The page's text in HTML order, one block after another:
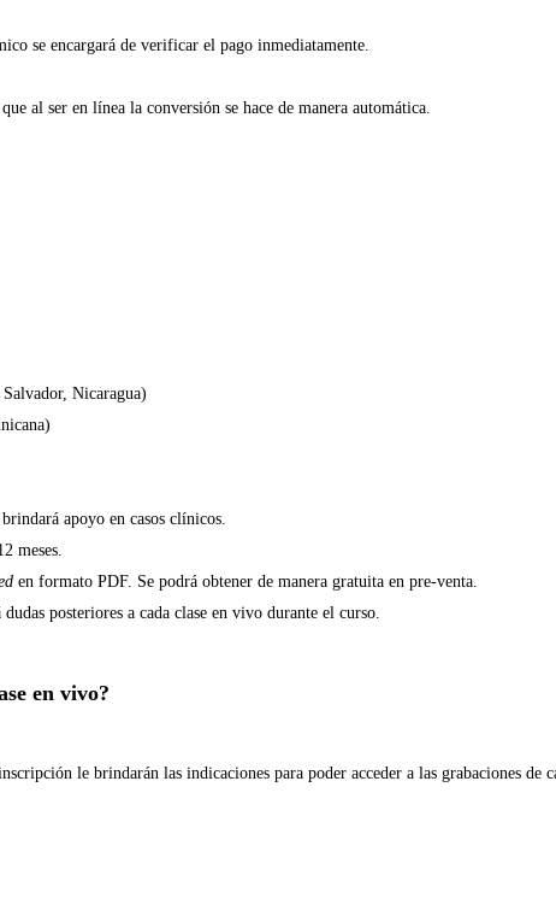
se encargará de verificar el pago inmediatamente.
al ser en línea la conversión se hace de manera automática.
Nicaragua)
apoyo en casos clínicos.
meses.
en formato PDF. Se podrá obtener de manera gratuita en pre-venta.
posteriores a cada clase en vivo durante el curso.
en vivo?
le brindarán las indicaciones para poder acceder a las grabaciones de